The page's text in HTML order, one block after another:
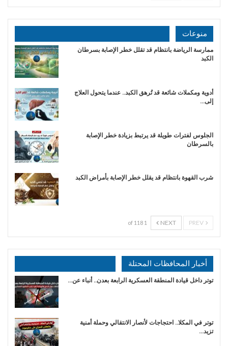
منوعات
ممارسة الرياضة بانتظام قد تقلل خطر الإصابة بسرطان
الكبد
أدوية ومكملات شائعة قد تُرهق الكبد.. عندما يتحول العلاج
إلى…
الجلوس لفترات طويلة قد يرتبط بزيادة خطر الإصابة
بالسرطان
شرب القهوة بانتظام قد يقلل خطر الإصابة بأمراض الكبد
NEXT
1 of 118
أخبار المحافظات المحتلة
توتر داخل قيادة المنطقة العسكرية الرابعة بعدن.. أنباء عن…
توتر في المكلا.. احتجاجات لأنصار الانتقالي وحملة أمنية
تزيد…